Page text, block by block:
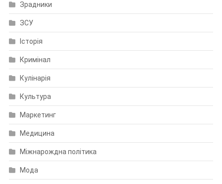
Зрадники
ЗСУ
Історія
Кримінал
Кулінарія
Культура
Маркетинг
Медицина
Міжнарождна політика
Мода